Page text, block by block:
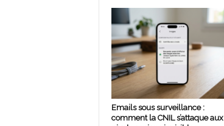
Emails sous surveillance :
comment la CNIL s’attaque aux